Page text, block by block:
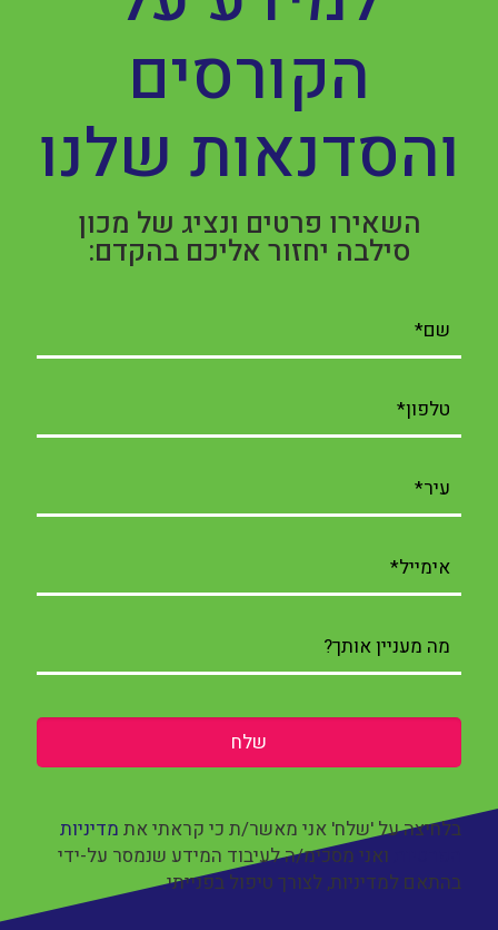
הקורסים
והסדנאות שלנו
השאירו פרטים ונציג של מכון
סילבה יחזור אליכם בהקדם:
בלחיצה על 'שלח' אני מאשר/ת כי קראתי את מדיניות
ואני מסכימ/ה לעיבוד המידע שנמסר על-ידי
בהתאם למדיניות, לצורך טיפול בפנייתי.